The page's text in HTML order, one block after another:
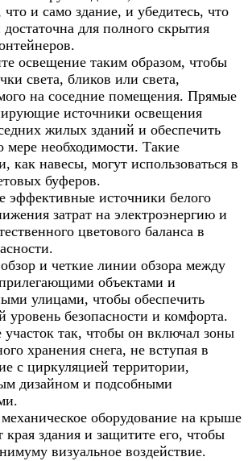
что и само здание, и убедитесь, что
достаточна для полного скрытия
освещение таким образом, чтобы
света, бликов или света,
на соседние помещения. Прямые
источники освещения
жилых зданий и обеспечить
мере необходимости. Такие
как навесы, могут использоваться в
буферов.
эффективные источники белого
затрат на электроэнергию и
цветового баланса в
и четкие линии обзора между
объектами и
улицами, чтобы обеспечить
уровень безопасности и комфорта.
так, чтобы он включал зоны
хранения снега, не вступая в
с циркуляцией территории,
дизайном и подсобными
оборудование на крыше
края здания и защитите его, чтобы
визуальное воздействие.